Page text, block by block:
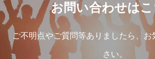
お問い合わせは
ご不明点やご質問等ありましたら、
さい。